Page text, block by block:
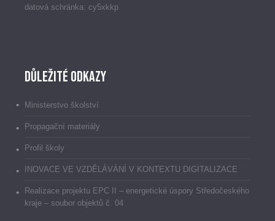
datová schránka: cy5xkkp
Důležité odkazy
Ministerstvo školství
Propagační materiály
Profil školy
INOVACE VE VZDĚLÁVÁNÍ V KONTEXTU DIGITALIZACE
Realizace projektu EPC II – energetické úspory Středočeského
kraje – soubor objektů č. 04